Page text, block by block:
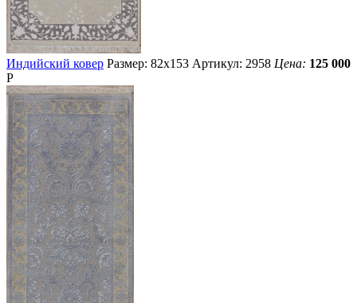
Индийский ковер Размер: 82х153 Артикул: 2958 Цена: 125 000
Р